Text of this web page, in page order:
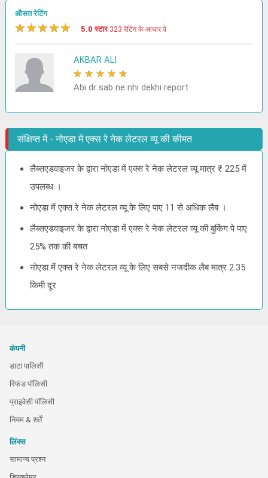
औसत रेटिंग
★★★★★ 5.0 स्टार 323 रेटिंग के आधार पे
AKBAR ALI
★ ★ ★ ★ ★
Abi dr sab ne nhi dekhi report
संक्षिप्त में - नोएडा में एक्स रे नेक लेटरल व्यू की कीमत
लैब्सएडवाइजर के द्वारा नोएडा में एक्स रे नेक लेटरल व्यू मात्र ₹ 225 में
उपलब्ध ।
नोएडा में एक्स रे नेक लेटरल व्यू के लिए पाए 11 से अधिक लैब ।
लैब्सएडवाइजर के द्वारा नोएडा में एक्स रे नेक लेटरल व्यू की बुकिंग पे पाए
25% तक की बचत
नोएडा में एक्स रे नेक लेटरल व्यू के लिए सबसे नजदीक लैब मात्र 2.35
किमी दूर
कंपनी
डाटा पालिसी
रिफंड पॉलिसी
प्राइवेसी पॉलिसी
नियम & शर्तें
लिंक्स
सामान्य प्रश्न